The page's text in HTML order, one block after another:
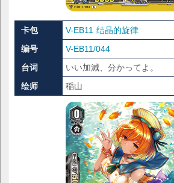
卡包
V-EB11 结晶的旋律
编号
V-EB11/044
台词
いい加減、分かってよ。
绘师
稲山